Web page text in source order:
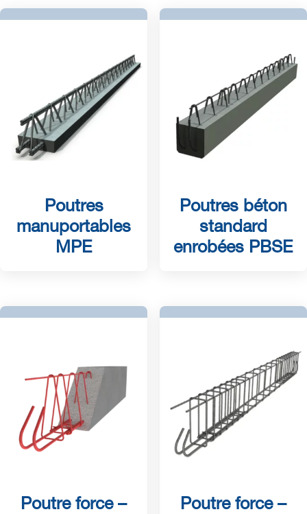
Poutres
manuportables
MPE
Poutres béton
standard
enrobées PBSE
Poutre force –
Poutre force –